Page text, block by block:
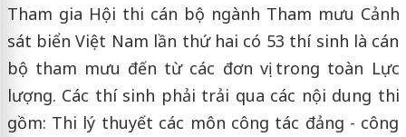
Tham gia Hội thi cán bộ ngành Tham mưu Cảnh
sát biển Việt Nam lần thứ hai có 53 thí sinh là cán
bộ tham mưu đến từ các đơn vị trong toàn Lực
lượng. Các thí sinh phải trải qua các nội dung thi
gồm: Thi lý thuyết các môn công tác đảng - công